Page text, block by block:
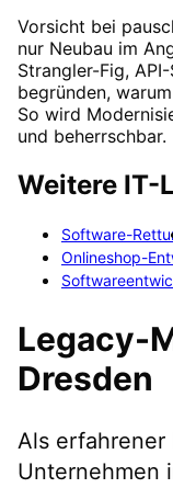
Vorsicht bei
nur Neubau im
Strangler-Fig,
begründen,
So wird
und beherrschbar.
Weitere IT-
Software-
Onlineshop-
Legacy-
Dresden
Als
Unternehmen